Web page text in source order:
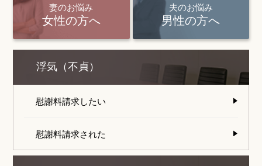
妻のお悩み
女性の方へ
夫のお悩み
男性の方へ
浮気（不貞）
慰謝料請求したい
慰謝料請求された